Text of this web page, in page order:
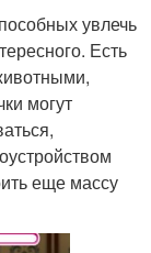
увлечь
Есть
могут
еще массу